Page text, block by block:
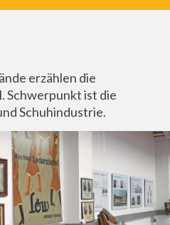
erzählen die
Schwerpunkt ist die
Schuhindustrie.